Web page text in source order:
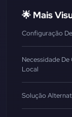
🌟 Mais
Configuração
Necessidade De
Local
Solução